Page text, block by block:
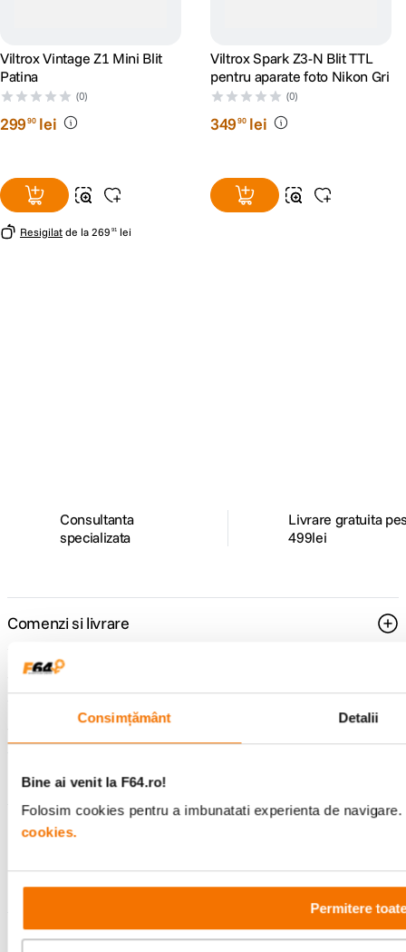
Consimțământ Detalii
Bine ai venit la F64.ro!
Folosim cookies pentru a imbunatati experienta de
cookies.
Permitere toate
Viltrox Vintage Z1 Mini Blit
Patina
(0)
29990 lei
Resigilat de la 269 91 lei
Viltrox Spark Z3-N Blit TTL
pentru aparate foto Nikon Gri
(0)
34990 lei
Consultanta
specializata
Livrare gratuita
499lei
Comenzi si livrare
Suport
Service si garantii
F64 Studio
Metode de plata